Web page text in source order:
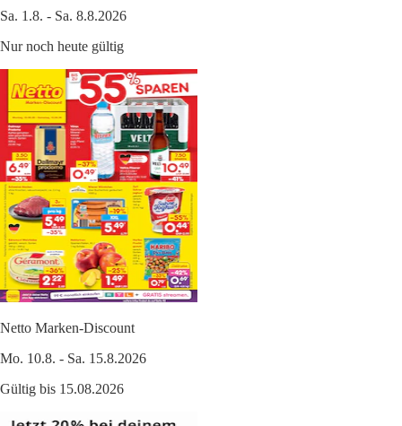
Sa. 1.8. - Sa. 8.8.2026
Nur noch heute gültig
Netto Marken-Discount
Mo. 10.8. - Sa. 15.8.2026
Gültig bis 15.08.2026